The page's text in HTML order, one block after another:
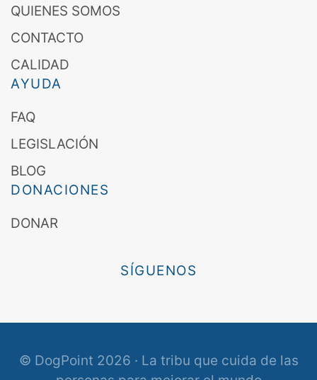
QUIENES SOMOS
CONTACTO
CALIDAD
AYUDA
FAQ
LEGISLACIÓN
BLOG
DONACIONES
DONAR
SÍGUENOS
© DogPoint 2026 · La tribu que cuida de las